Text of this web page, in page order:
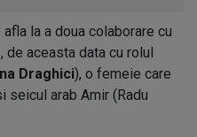
afla la a doua colaborare cu
de aceasta data cu rolul
Draghici), o femeie care
seicul arab Amir (Radu